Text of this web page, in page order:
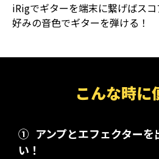
iRigでギターを端末に繋げばスコ
好みの音色でギターを弾ける！
こんな時に
① アンプとエフェクター
い！